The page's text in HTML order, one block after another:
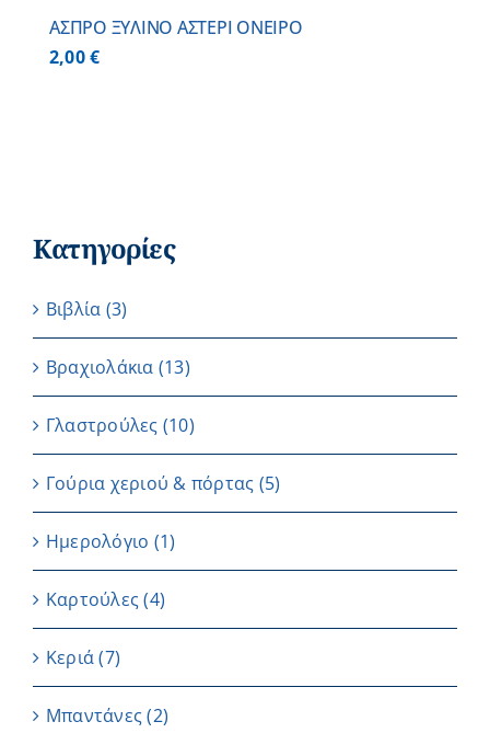
ΑΣΠΡΟ ΞΥΛΙΝΟ ΑΣΤΕΡΙ ΟΝΕΙΡΟ
2,00€
Κατηγορίες
Βιβλία (3)
Βραχιολάκια (13)
Γλαστρούλες (10)
Γούρια χεριού & πόρτας (5)
Ημερολόγιο (1)
Καρτούλες (4)
Κεριά (7)
Μπαντάνες (2)